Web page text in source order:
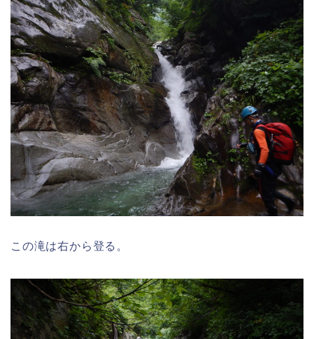
この滝は右から登る。